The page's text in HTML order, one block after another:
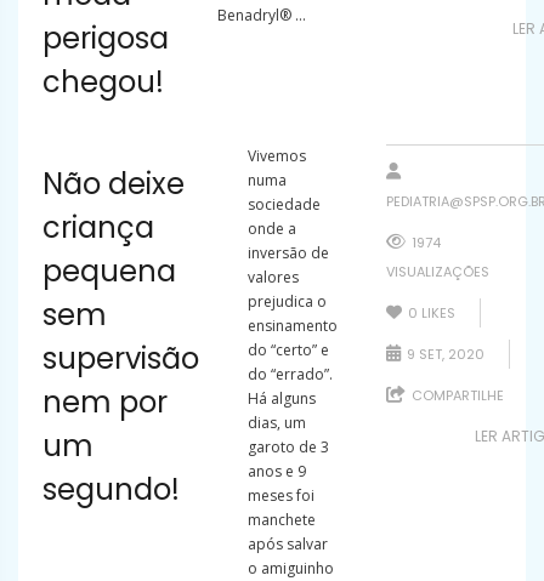
perigosa
chegou!
Benadryl® ...
LER
Não deixe
criança
pequena
sem
supervisão
nem por
um
segundo!
Vivemos
numa
sociedade
onde a
inversão de
valores
prejudica o
ensinamento
do “certo” e
do “errado”.
Há alguns
dias, um
garoto de 3
anos e 9
meses foi
manchete
após salvar
o amiguinho
1974
VISUALIZAÇÕES
0 LIKES
9 SET, 2020
COMPARTILHE
LER